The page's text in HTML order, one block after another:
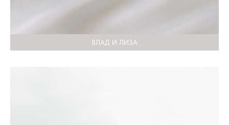
ВЛАД И ЛИЗА